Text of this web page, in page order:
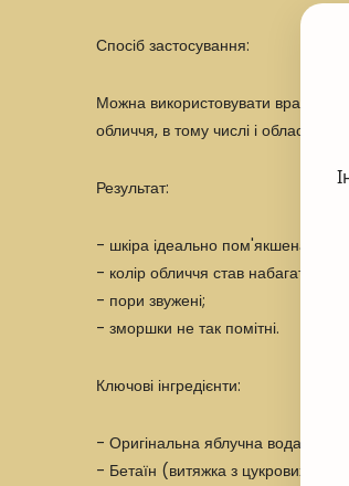
Спосіб застосування:
Можна використовувати вранці і
обличчя, в тому числі і область
Результат:
- шкіра ідеально пом'якшена і
- колір обличчя став набагато
- пори звужені;
- зморшки не так помітні.
Ключові інгредієнти:
- Оригінальна яблучна вода
- Бетаїн (витяжка з цукрових